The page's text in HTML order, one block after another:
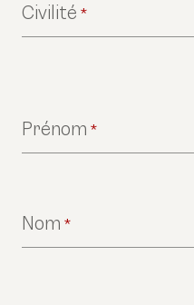
Civilité *
Prénom *
Nom *